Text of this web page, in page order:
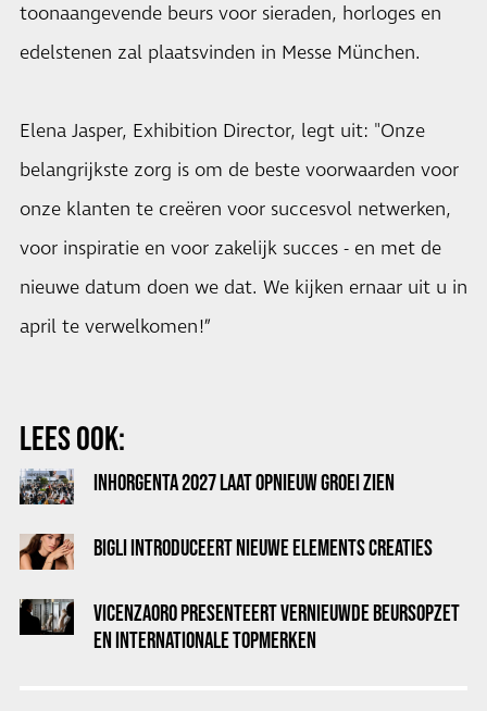
toonaangevende beurs voor sieraden, horloges en
edelstenen zal plaatsvinden in Messe München.
Elena Jasper, Exhibition Director, legt uit: "Onze
belangrijkste zorg is om de beste voorwaarden voor
onze klanten te creëren voor succesvol netwerken,
voor inspiratie en voor zakelijk succes - en met de
nieuwe datum doen we dat. We kijken ernaar uit u in
april te verwelkomen!”
LEES OOK:
INHORGENTA 2027 LAAT OPNIEUW GROEI ZIEN
BIGLI INTRODUCEERT NIEUWE ELEMENTS CREATIES
VICENZAORO PRESENTEERT VERNIEUWDE BEURSOPZET
EN INTERNATIONALE TOPMERKEN